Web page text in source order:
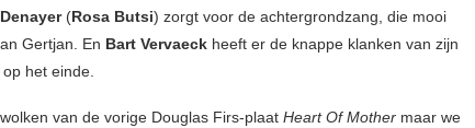
(Rosa Butsi) zorgt voor de achtergrondzang, die mooi
Gertjan. En Bart Vervaeck heeft er de knappe klanken van zijn
het einde.
van de vorige Douglas Firs-plaat Heart Of Mother maar we